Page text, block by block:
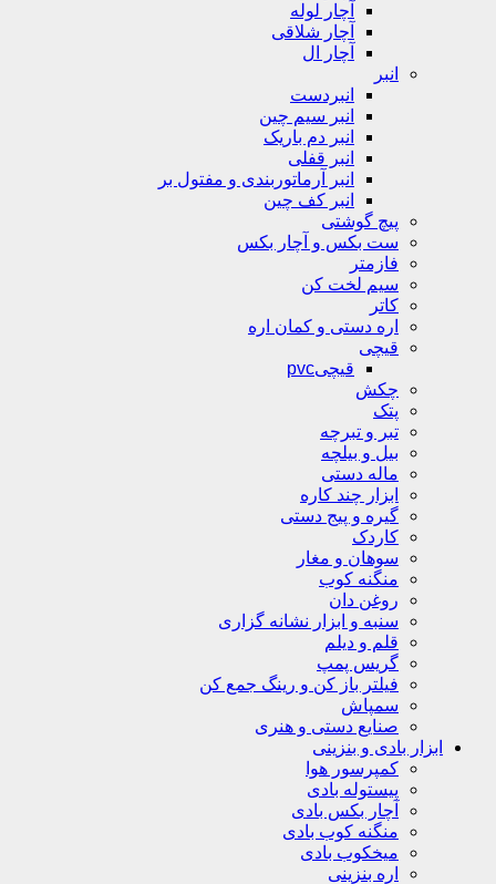
آچار لوله
آچار شلاقی
آچار ال
انبر
انبردست
انبر سیم چین
انبر دم باریک
انبر قفلی
انبر آرماتوربندی و مفتول بر
انبر کف چین
پیچ گوشتی
ست بکس و آچار بکس
فازمتر
سیم لخت کن
کاتر
اره دستی و کمان اره
قیچی
قیچیpvc
چکش
پتک
تبر و تبرچه
بیل و بیلچه
ماله دستی
ابزار چند کاره
گیره و پیج دستی
کاردک
سوهان و مغار
منگنه کوب
روغن دان
سنبه و ابزار نشانه گزاری
قلم و دیلم
گریس پمپ
فیلتر باز کن و رینگ جمع کن
سمپاش
صنایع دستی و هنری
ابزار بادی و بنزینی
کمپرسور هوا
پیستوله بادی
آچار بکس بادی
منگنه کوب بادی
میخکوب بادی
اره بنزینی